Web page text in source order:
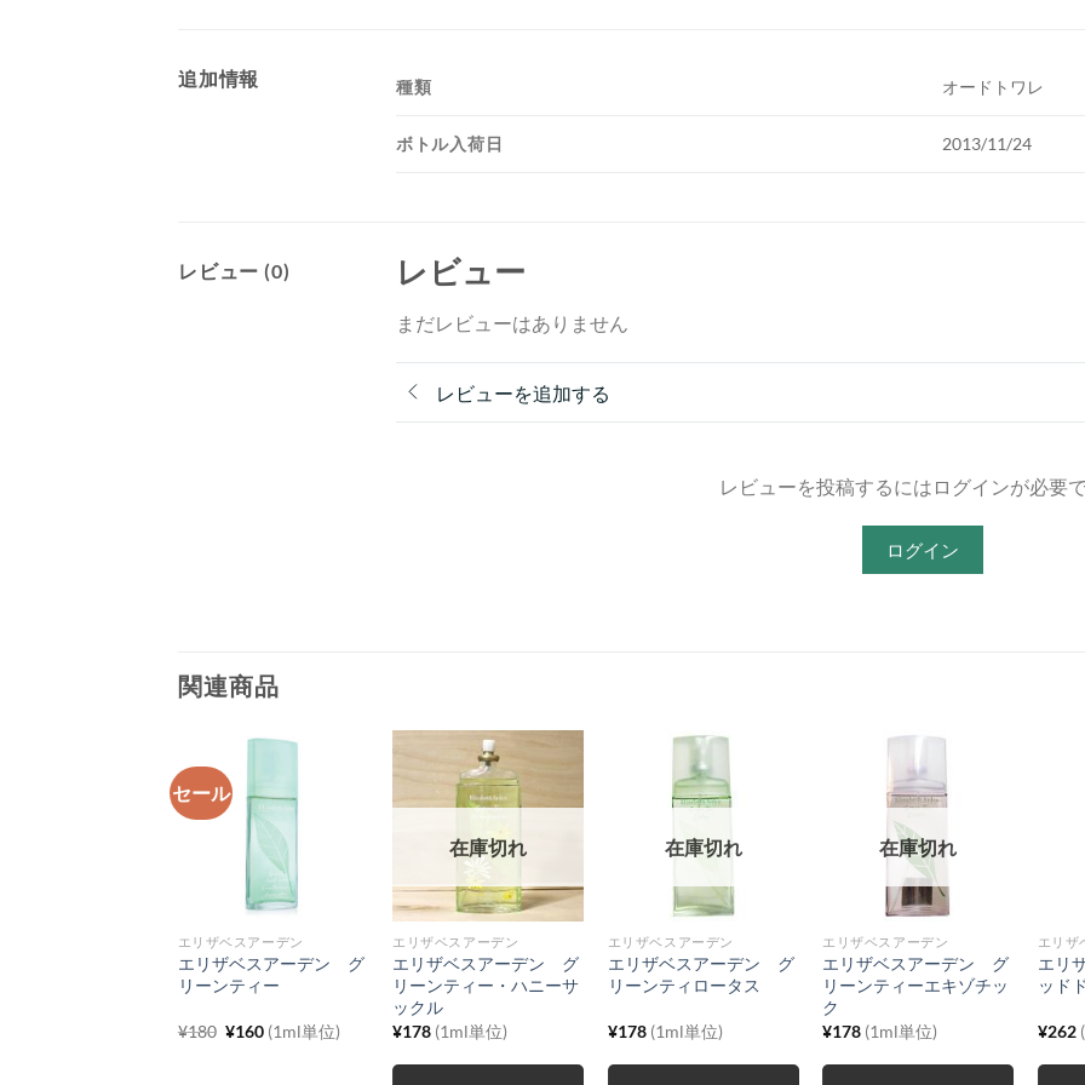
追加情報 種類 オードトワレ
ボトル入荷日 2013/11/24
レビュー (0) レビュー
まだレビューはありません
レビューを追加する
レビューを投稿するにはログインが必要
ログイン
関連商品
セール
エリザベスアーデン
エリザベスアーデン グ
リーンティー
¥180 元
¥160現
在
(1ml単位)
在庫切れ
エリザベスアーデン
エリザベスアーデン グ
リーンティー・ハニーサ
ックル
¥178 (1ml単位)
在庫切れ
エリザベスアーデン
エリザベスアーデン グ
リーンティロータス
¥178 (1ml単位)
在庫切れ
エリザベスアーデン
エリザベスアーデン グ
リーンティーエキゾチッ
ク
¥178 (1ml単位)
エリザ
エリ
ッド
¥262